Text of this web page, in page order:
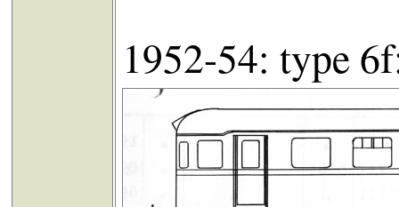
1952-54: type